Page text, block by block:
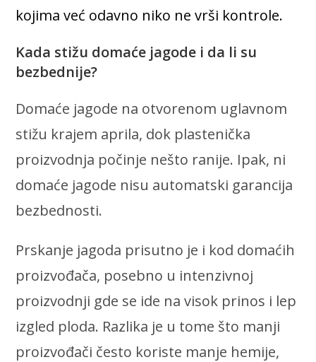
kojima već odavno niko ne vrši kontrole.
Kada stižu domaće jagode i da li su
bezbednije?
Domaće jagode na otvorenom uglavnom
stižu krajem aprila, dok plastenička
proizvodnja počinje nešto ranije. Ipak, ni
domaće jagode nisu automatski garancija
bezbednosti.
Prskanje jagoda prisutno je i kod domaćih
proizvođača, posebno u intenzivnoj
proizvodnji gde se ide na visok prinos i lep
izgled ploda. Razlika je u tome što manji
proizvođači često koriste manje hemije,